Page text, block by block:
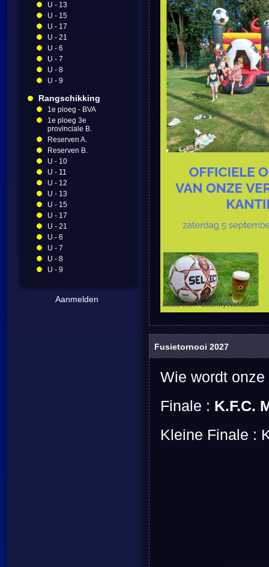
U - 13
U - 15
U - 17
U - 21
U - 6
U - 7
U - 8
U - 9
Rangschikking
1e ploeg - BVA
1e ploeg 3e
provinciale B.
Reserven A.
Reserven B.
U - 10
U - 11
U - 12
U - 13
U - 15
U - 17
U - 21
U - 6
U - 7
U - 8
U - 9
Aanmelden
Fusietornooi 2027
Wie wordt
Finale : K.F.C.
Kleine Finale :